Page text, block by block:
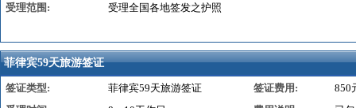
受理范围:
受理全国各地签发之护照
菲律宾59天旅游签证
签证类型: 菲律宾59天旅游签证 签证费用:
850